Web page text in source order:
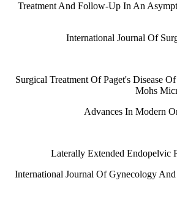
Treatment And Follow-Up In An
International Journal Of
Surgical Treatment Of Paget's Disease
Mohs
Advances In Modern
Laterally Extended Endopelvic
International Journal Of Gynecology